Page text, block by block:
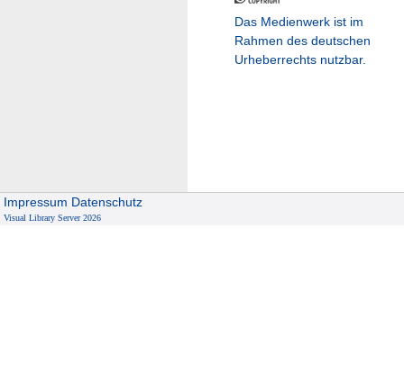
Das Medienwerk ist im
Rahmen des deutschen
Urheberrechts nutzbar.
Impressum Datenschutz
Visual Library Server 2026